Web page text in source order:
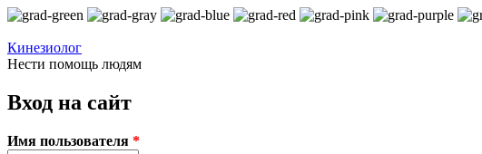
Перейти к основному содержанию
Кинезиолог
Нести помощь людям
Вход на сайт
Имя пользователя *